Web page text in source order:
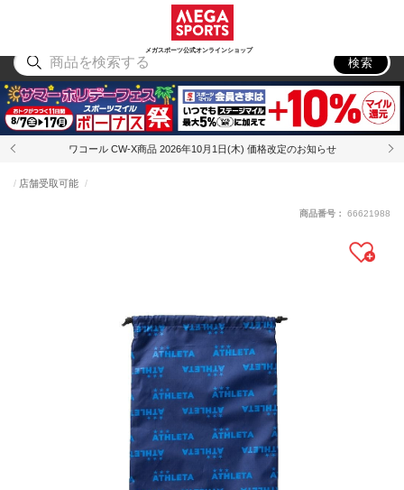
メガスポーツ公式オンラインショップ
アウトドア
検索
ワコール CW-X商品 2026年10月1日(木) 価格改定のお知らせ
店舗受取可能
商品番号： 66621988